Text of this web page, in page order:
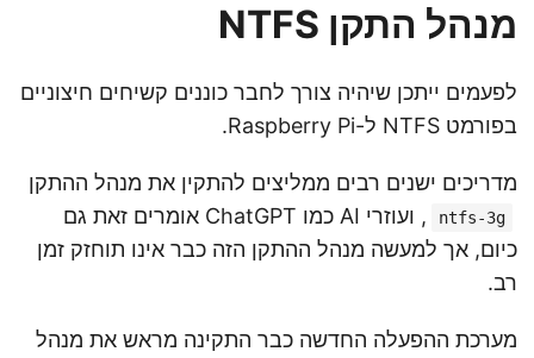
מנהל התקן NTFS
לפעמים ייתכן שיהיה צורך לחבר כוננים קשיחים חיצוניים
בפורמט NTFS ל-Raspberry Pi.
מדריכים ישנים רבים ממליצים להתקין את מנהל ההתקן
ntfs-3g
, ועוזרי AI כמו ChatGPT אומרים זאת גם
כיום, אך למעשה מנהל ההתקן הזה כבר אינו תוחזק זמן
רב.
מערכת ההפעלה החדשה כבר התקינה מראש את מנהל